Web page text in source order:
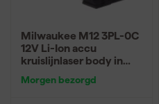
Milwaukee M12 3PL-0C
12V Li-Ion accu
kruislijnlaser body in
- 38m
Morgen bezorgd